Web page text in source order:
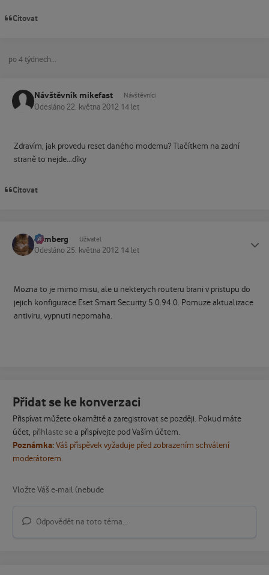
Citovat
po 4 týdnech...
Návštěvník mikefast Návštěvníci
Odesláno 22. května 2012 14 let
Zdravím, jak provedu reset daného modemu? Tlačítkem na zadní
straně to nejde...díky
Citovat
homberg Uživatel
Odesláno 25. května 2012 14 let
Mozna to je mimo misu, ale u nekterych routeru brani v pristupu do
jejich konfigurace Eset Smart Security 5.0.94.0. Pomuze aktualizace
antiviru, vypnuti nepomaha.
Přidat se ke konverzaci
Přispívat můžete okamžitě a zaregistrovat se později. Pokud máte
účet, přihlaste sea přispívejte pod Vaším účtem.
Poznámka:Váš příspěvek vyžaduje před zobrazením schválení
moderátorem.
Odpovědět na toto téma...